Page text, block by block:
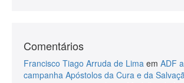
Comentários
Francisco Tiago Arruda de Lima em ADF
campanha Apóstolos da Cura e da